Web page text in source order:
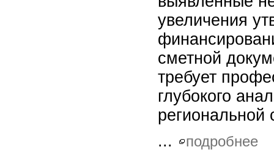
увеличения
сметной
требует
глубокого
региональной
...
подробнее